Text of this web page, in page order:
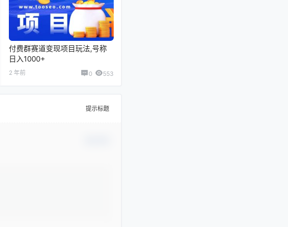
付费群赛道变现项目玩法,号称
日入1000+
2 年前 0 553
提示标题